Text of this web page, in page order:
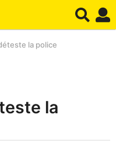
la police
la